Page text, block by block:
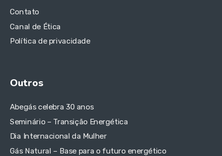
Contato
Canal de Ética
Política de privacidade
Outros
Abegás celebra 30 anos
Seminário – Transição Energética
Dia Internacional da Mulher
Gás Natural – Base para o futuro energético